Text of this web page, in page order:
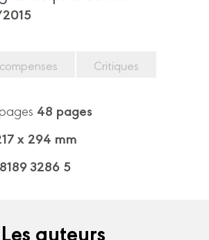
Critiques
48 pages
x 294 mm
3286 5
Les auteurs